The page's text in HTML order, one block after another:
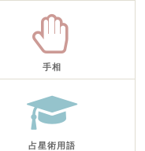
手相
占星術用語